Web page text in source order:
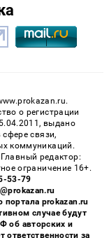
о регистрации
выдано
связи,
коммуникаций.
редактор:
ограничение 16+.
53-79
портала prokazan.ru
случае будут
об авторских и
ответственности за